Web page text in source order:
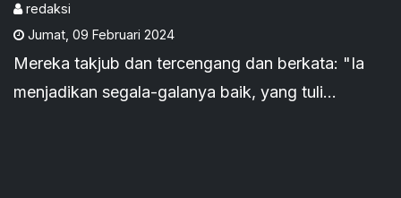
redaksi
Jumat 09 Februari 2024
Mereka takjub dan tercengang dan berkata: "Ia
menjadikan segala-galanya baik, yang tuli